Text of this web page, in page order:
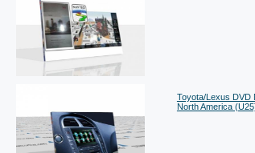
Toyota/Lexus DVD
North America